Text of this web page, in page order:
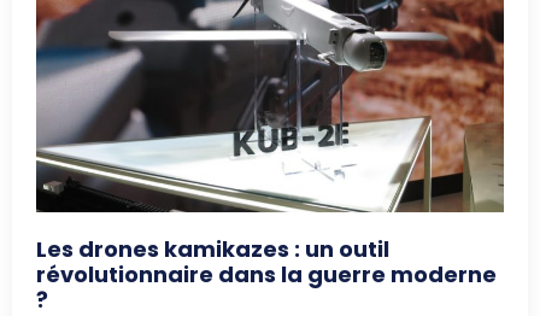
Les drones kamikazes : un outil
révolutionnaire dans la guerre moderne
?